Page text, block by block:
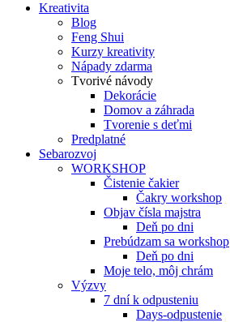
Kreativita
Blog
Feng Shui
Kurzy kreativity
Nápady zdarma
Tvorivé návody
Dekorácie
Domov a záhrada
Tvorenie s deťmi
Predplatné
Sebarozvoj
WORKSHOP
Čistenie čakier
Čakry workshop
Objav čísla majstra
Deň po dni
Prebúdzam sa workshop
Deň po dni
Moje telo, môj chrám
Výzvy
7 dní k odpusteniu
Days-odpustenie